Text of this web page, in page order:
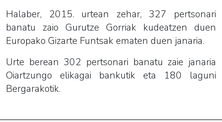
Halaber, 2015. urtean zehar, 327 pertsonari
banatu zaio Gurutze Gorriak kudeatzen duen
Europako Gizarte Funtsak ematen duen janaria.
Urte berean 302 pertsonari banatu zaie janaria
Oiartzungo elikagai bankutik eta 180 laguni
Bergarakotik.